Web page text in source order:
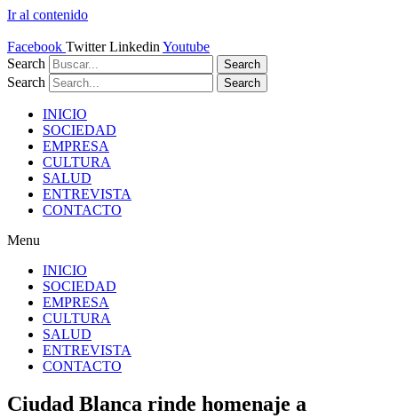
Ir al contenido
Facebook Twitter Linkedin Youtube
Search
Search
Search Search
INICIO
SOCIEDAD
EMPRESA
CULTURA
SALUD
ENTREVISTA
CONTACTO
Menu
INICIO
SOCIEDAD
EMPRESA
CULTURA
SALUD
ENTREVISTA
CONTACTO
Ciudad Blanca rinde homenaje a